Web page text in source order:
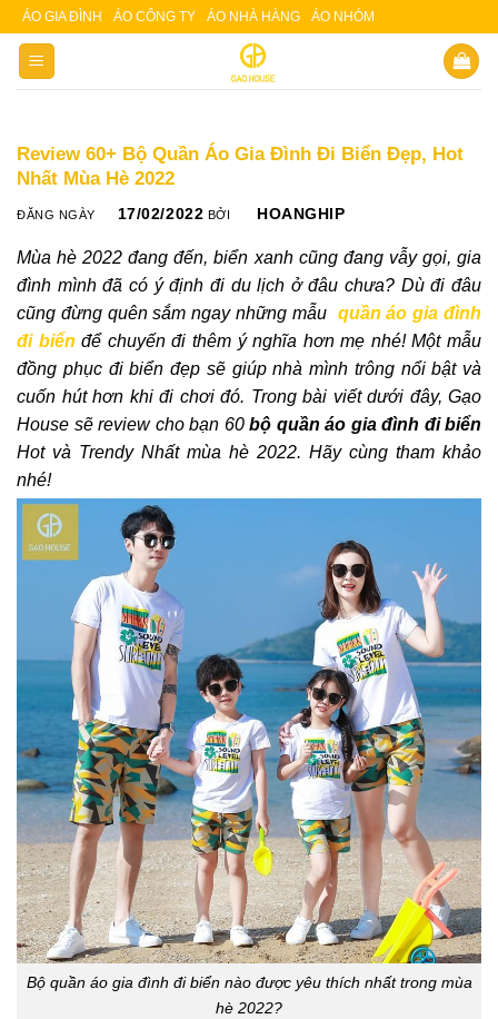
Skip
content
ÁO GIA ĐÌNH ÁO CÔNG TY ÁO NHÀ HÀNG ÁO NHÓM
Review 60+ Bộ Quần Áo Gia Đình Đi Biển Đẹp, Hot
Nhất Mùa Hè 2022
ĐĂNG NGÀY 17/02/2022 BỞI HOANGHIP
Mùa hè 2022 đang đến, biển xanh cũng đang vẫy gọi, gia
đình mình đã có ý định đi du lịch ở đâu chưa? Dù đi đâu
cũng đừng quên sắm ngay những mẫu quần áo gia đình
đi biểnđể chuyến đi thêm ý nghĩa hơn mẹ nhé! Một mẫu
đồng phục đi biển đẹp sẽ giúp nhà mình trông nổi bật và
cuốn hút hơn khi đi chơi đó. Trong bài viết dưới đây, Gạo
House sẽ review cho bạn 60 bộ quần áo gia đình đi biển
Hot và Trendy Nhất mùa hè 2022. Hãy cùng tham khảo
nhé!
Bộ quần áo gia đình đi biển nào được yêu thích nhất trong mùa
hè 2022?